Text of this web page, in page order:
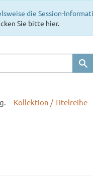
die Session-
Sie bitte hier.
Kollektion / Titelreihe